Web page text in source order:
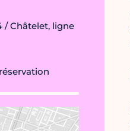
/ Châtelet, ligne